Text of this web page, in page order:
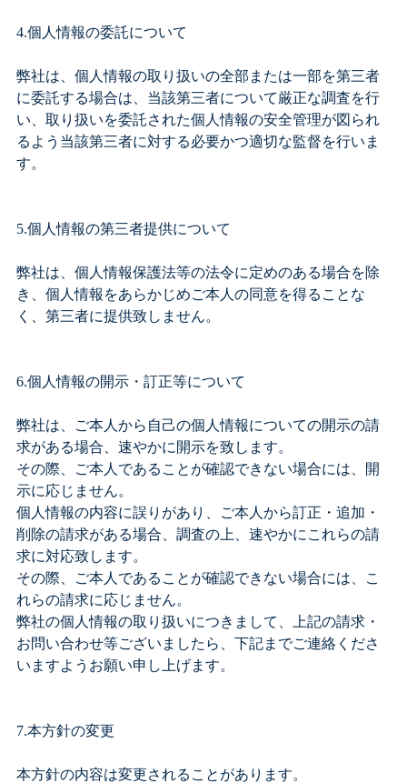
4.個人情報の委託について
弊社は、個人情報の取り扱いの全部または一部を第三者
に委託する場合は、当該第三者について厳正な調査を行
い、取り扱いを委託された個人情報の安全管理が図られ
るよう当該第三者に対する必要かつ適切な監督を行いま
す。
5.個人情報の第三者提供について
弊社は、個人情報保護法等の法令に定めのある場合を除
き、個人情報をあらかじめご本人の同意を得ることな
く、第三者に提供致しません。
6.個人情報の開示・訂正等について
弊社は、ご本人から自己の個人情報についての開示の請
求がある場合、速やかに開示を致します。
その際、ご本人であることが確認できない場合には、開
示に応じません。
個人情報の内容に誤りがあり、ご本人から訂正・追加・
削除の請求がある場合、調査の上、速やかにこれらの請
求に対応致します。
その際、ご本人であることが確認できない場合には、こ
れらの請求に応じません。
弊社の個人情報の取り扱いにつきまして、上記の請求・
お問い合わせ等ございましたら、下記までご連絡くださ
いますようお願い申し上げます。
7.本方針の変更
本方針の内容は変更されることがあります。